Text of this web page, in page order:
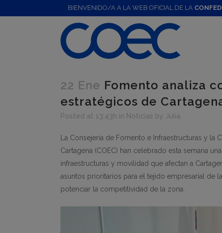
BIENVENIDO/A A LA WEB OFICIAL DE LA
22 Ene Fomento analiza
estratégicos de
Posted at 13:43h in Noticias by Julia
La Consejería de Fomento e Infraestructuras y
Cartagena (COEC) han celebrado esta semana
infraestructuras y movilidad que afectan a
asuntos prioritarios para el tejido empresarial de
potenciar la competitividad de la zona.